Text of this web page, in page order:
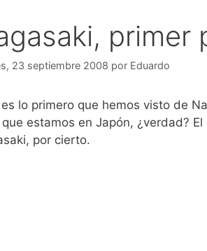
primer
23 septiembre 2008 por Eduardo
es lo primero que hemos visto de
estamos en Japón, ¿verdad?
por cierto.